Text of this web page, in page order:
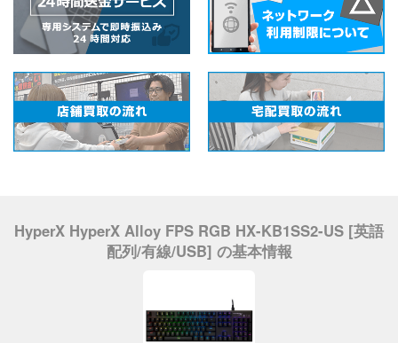
HyperX HyperX Alloy FPS RGB HX-KB1SS2-US [英語
配列/有線/USB] の基本情報